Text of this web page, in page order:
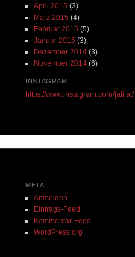
April 2015 (3)
März 2015 (4)
Februar 2015 (5)
Januar 2015 (3)
Dezember 2014(3)
November 2014(6)
INSTAGRAM
https://www.instagram.com/jafi.at/
META
Anmelden
Eintrags-Feed
Kommentar-Feed
WordPress.org